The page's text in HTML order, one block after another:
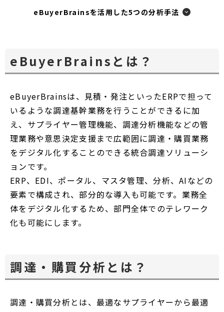
ウ
ド
く
ド
eBuyerBrainsを活用した5つの分析手法
eBuyerBrainsとは？
eBuyerBrainsは、見積・発注といったERPで担って
いるような調達基幹業務を行うことができるに加
え、サプライヤー管理機能、調達分析機能などの管
理業務や意思決定支援まで広範囲に調達・購買業務
をデジタル化することのできる統合調達ソリューシ
ョンです。
ERP、EDI、ポータル、マスタ管理、分析、AIなどの
要素で構成され、部分的な導入も可能です。業務全
体をデジタル化するため、部門全体でのテレワーク
化も可能にします。
調達・購買分析とは？
調達・購買分析とは、最適なサプライヤーから最適